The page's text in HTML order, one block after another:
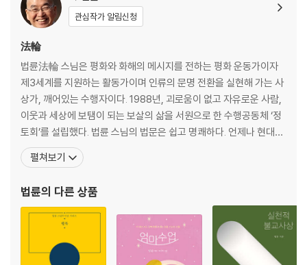
사셨으면 좋겠어요 / 사람이 제일 어려워요 / 상대의 말투 때문에 상처받
아요 / 욕심을 버리는 법 / 삶은 습관이다 / 부모의 책임 / 공부를 잘하고 싶
어요 / 남 탓할 필요 없다 / 불안은 어디에서 오는가 / 이 정도면 괜찮다 /
장님과 코끼리 / 생각보다 행동으로 / 자아실현 / 무심히 보라 / 스펙보다
경험 / 불편한 동료 / 좋은 인연 나쁜 인연 / 인간관계가 오래가지 못합니다
/ 1년은 견뎌라 / 인생의 무게 / 마음은 변하는 게 당연하다
3. 항상 옳은 것이란 없다
본래 괴로울 일이 없어요 / 허상과 실상 / 능력을 인정받고 싶을 때 / 진정
생의 황금기 / 깨달음에 걸리는 시간 / 욕망이라는 불덩이 / 욕구는 장작불
과 같다 / 부모님이 싸우실 때 / 긍정적으로 보는 연습 / 갠지스강의 물고기
/ 나의 기쁨은 누군가의 희생 / 남들 앞에 서는 게 두려워요 / 일과 재미 /
갈등은 왜 생기나 / 나는 행복할 권리가 있다 / 선택장애로 괴롭다면 / 취향
은 괜찮지만, 차별은 안 돼요 / 착한 척하느라 괴로워요 / 화단에 핀 꽃 / 특
관심작가 알림신청
法輪
법륜法輪 스님은 평화와 화해의 메시지를 전하는 평화 운동가이자
제3세계를 지원하는 활동가이며 인류의 문명 전환을 실현해 가는 사
상가, 깨어있는 수행자이다. 1988년, 괴로움이 없고 자유로운 사람,
이웃과 세상에 보탬이 되는 보살의 삶을 서원으로 한 수행공동체 ‘정
토회’를 설립했다. 법륜 스님의 법문은 쉽고 명쾌하다. 언제나 현대인
의 눈높이에 맞추어 깨달음과 수행을 이야기 한다. 법륜 스님의 말과
글은 빙 돌려 말하지 않고 군더더기 없이 근본을 직시한다. 밖을 향해
스님을 만나면 스님의 지혜와 직관, 통찰의 힘으
펼쳐보기
법륜의 다른 상품